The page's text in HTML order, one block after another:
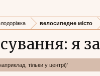
велосипедне місто
я
тільки у центрі)'